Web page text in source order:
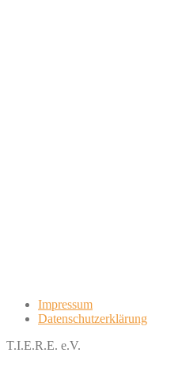
Impressum
Datenschutzerklärung
T.I.E.R.E. e.V.